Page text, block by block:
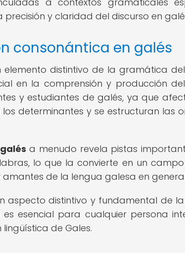
y claridad del discurso en
consonántica en galés
distintivo de la gramática
en la comprensión y producción
y estudiantes de galés, ya que
determinantes y se estructuran las
a menudo revela pistas
lo que la convierte en un
de la lengua galesa en
aspecto distintivo y fundamental de
esencial para cualquier persona
de Gales.